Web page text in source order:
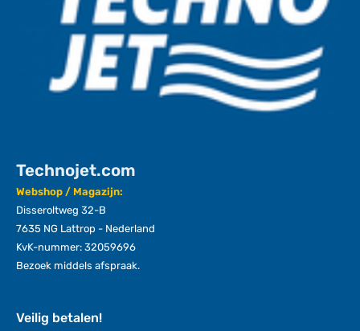
Technojet.com
Webshop / Magazijn:
Disseroltweg 32-B
7635 NG Lattrop - Nederland
KvK-nummer: 32059696
Bezoek middels afspraak.
Veilig betalen!